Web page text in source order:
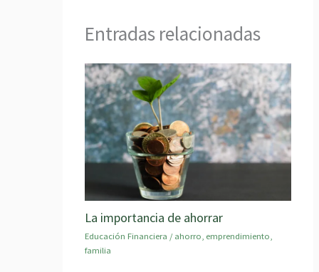
Entradas relacionadas
La importancia de ahorrar
Educación Financiera / ahorro, emprendimiento,
familia